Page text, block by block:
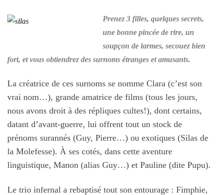
Prenez 3 filles, quelques secrets,
une bonne pincée de rire, un
soupçon de larmes, secouez bien
fort, et vous obtiendrez des surnoms étranges et amusants.
La créatrice de ces surnoms se nomme Clara (c’est son
vrai nom…), grande amatrice de films (tous les jours,
nous avons droit à des répliques cultes!), dont certains,
datant d’avant-guerre, lui offrent tout un stock de
prénoms surannés (Guy, Pierre…) ou exotiques (Silas de
la Molefesse). À ses cotés, dans cette aventure
linguistique, Manon (alias Guy…) et Pauline (dite Pupu).
Le trio infernal a rebaptisé tout son entourage : Fimphie,